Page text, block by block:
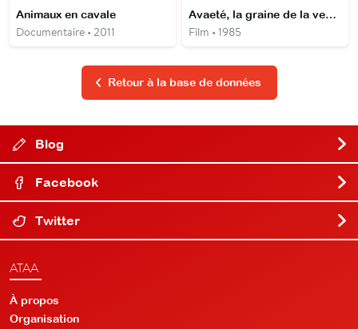
Animaux en cavale
Documentaire • 2011
Avaeté, la graine de la vengeance
Film • 1985
Retour à la base de données
Blog
Facebook
Twitter
ATAA
À propos
Organisation